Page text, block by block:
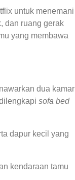
untuk menemani
dan ruang gerak
yang membawa
dua kamar
sofa bed
dapur kecil yang
kendaraan tamu